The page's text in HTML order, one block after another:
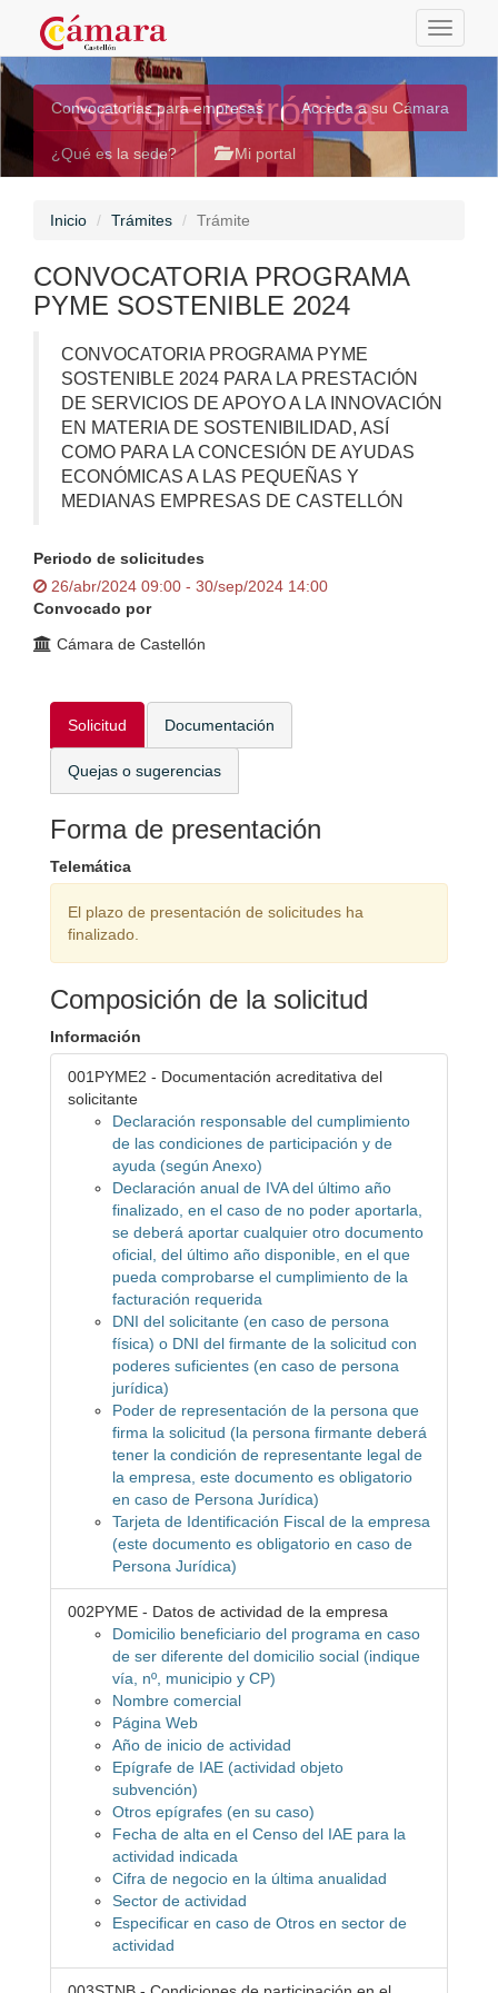
Toggle
Sede Electrónica
Convocatorias para empresas Acceda a su Cámara
¿Qué es la sede? Mi portal
Inicio Trámites Trámite
CONVOCATORIA PROGRAMA
PYME SOSTENIBLE 2024
CONVOCATORIA PROGRAMA PYME
SOSTENIBLE 2024 PARA LA PRESTACIÓN
DE SERVICIOS DE APOYO A LA INNOVACIÓN
EN MATERIA DE SOSTENIBILIDAD, ASÍ
COMO PARA LA CONCESIÓN DE AYUDAS
ECONÓMICAS A LAS PEQUEÑAS Y
MEDIANAS EMPRESAS DE CASTELLÓN
Periodo de solicitudes
26/abr/2024 09:00 - 30/sep/2024 14:00
Convocado por
Cámara de Castellón
Solicitud Documentación
Quejas o sugerencias
Forma de presentación
Telemática
El plazo de presentación de solicitudes ha
finalizado.
Composición de la solicitud
Información
001PYME2 - Documentación acreditativa del
solicitante
Declaración responsable del cumplimiento
de las condiciones de participación y de
ayuda (según Anexo)
Declaración anual de IVA del último año
finalizado, en el caso de no poder aportarla,
se deberá aportar cualquier otro documento
oficial, del último año disponible, en el que
pueda comprobarse el cumplimiento de la
facturación requerida
DNI del solicitante (en caso de persona
física) o DNI del firmante de la solicitud con
poderes suficientes (en caso de persona
jurídica)
Poder de representación de la persona que
firma la solicitud (la persona firmante deberá
tener la condición de representante legal de
la empresa, este documento es obligatorio
en caso de Persona Jurídica)
Tarjeta de Identificación Fiscal de la empresa
(este documento es obligatorio en caso de
Persona Jurídica)
002PYME - Datos de actividad de la empresa
Domicilio beneficiario del programa en caso
de ser diferente del domicilio social (indique
vía, nº, municipio y CP)
Nombre comercial
Página Web
Año de inicio de actividad
Epígrafe de IAE (actividad objeto
subvención)
Otros epígrafes (en su caso)
Fecha de alta en el Censo del IAE para la
actividad indicada
Cifra de negocio en la última anualidad
Sector de actividad
Especificar en caso de Otros en sector de
actividad